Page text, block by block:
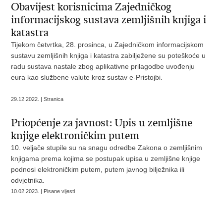
Obavijest korisnicima Zajedničkog
informacijskog sustava zemljišnih knjiga i
katastra
Tijekom četvrtka, 28. prosinca, u Zajedničkom informacijskom
sustavu zemljišnih knjiga i katastra zabilježene su poteškoće u
radu sustava nastale zbog aplikativne prilagodbe uvođenju
eura kao službene valute kroz sustav e-Pristojbi.
29.12.2022. | Stranica
Priopćenje za javnost: Upis u zemljišne
knjige elektroničkim putem
10. veljače stupile su na snagu odredbe Zakona o zemljišnim
knjigama prema kojima se postupak upisa u zemljišne knjige
podnosi elektroničkim putem, putem javnog bilježnika ili
odvjetnika.
10.02.2023. | Pisane vijesti